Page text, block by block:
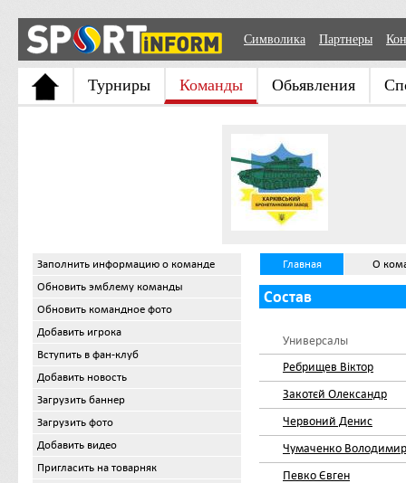
Символика Партнеры
Турниры Команды Обьявления
Заполнить информацию о команде
Обновить эмблему команды
Обновить командное фото
Добавить игрока
Вступить в фан-клуб
Добавить новость
Загрузить баннер
Загрузить фото
Добавить видео
Пригласить на товарняк
Главная О
Состав
Универсалы
Ребрищев Віктор
Закотєй Олександр
Червоний Денис
Чумаченко Володимир
Певко Євген